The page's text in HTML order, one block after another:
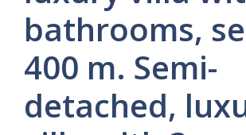
bathrooms,
400 m. Semi-
detached,